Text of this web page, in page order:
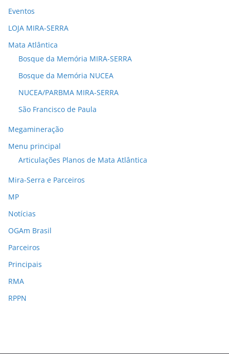
Eventos
LOJA MIRA-SERRA
Mata Atlântica
Bosque da Memória MIRA-SERRA
Bosque da Memória NUCEA
NUCEA/PARBMA MIRA-SERRA
São Francisco de Paula
Megamineração
Menu principal
Articulações Planos de Mata Atlântica
Mira-Serra e Parceiros
MP
Notícias
OGAm Brasil
Parceiros
Principais
RMA
RPPN